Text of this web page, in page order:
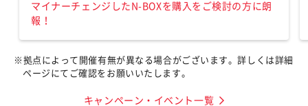
マイナーチェンジしたN-BOXを購入をご検討の方に朗
報！
※拠点によって開催有無が異なる場合がございます。詳しくは詳細
ページにてご確認をお願いいたします。
キャンペーン・イベント一覧